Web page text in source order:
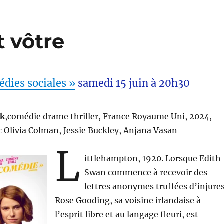
vôtre
sociales »samedi 15 juin à 20h30
,comédie drame thriller, France Royaume Uni, 2024,
Olivia Colman, Jessie Buckley, Anjana Vasan
L ittlehampton, 1920. Lorsque Edith
Swan commence à recevoir des
lettres anonymes truffées
Rose Gooding, sa voisine irlandaise à
l’esprit libre et au langage fleuri, est